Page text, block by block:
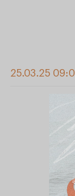
25.03.25